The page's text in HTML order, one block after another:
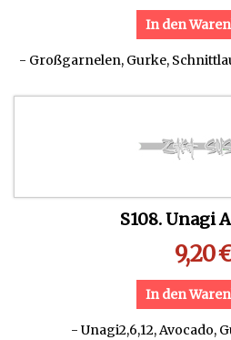
In den
- Großgarnelen, Gurke,
S108. Unagi
9,20
In den
- Unagi2,6,12, Avocado,